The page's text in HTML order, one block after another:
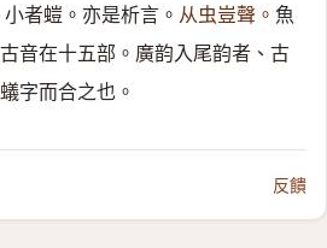
者螘。亦是析言。 从虫豈聲。 魚
音在十五部。廣韵入尾韵者、古
字而合之也。
反饋